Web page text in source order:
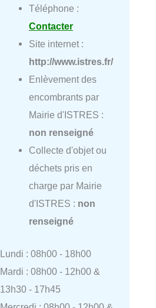
Téléphone :
Contacter
Site internet :
http://www.istres.fr/
Enlèvement des
encombrants par
Mairie d'ISTRES :
non renseigné
Collecte d'objet ou
déchets pris en
charge par Mairie
d'ISTRES : non
renseigné
Lundi : 08h00 - 18h00
Mardi : 08h00 - 12h00 &
13h30 - 17h45